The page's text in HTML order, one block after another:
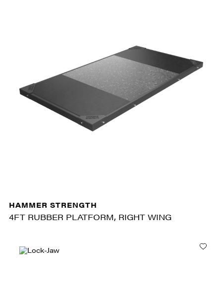
HAMMER STRENGTH
4FT RUBBER PLATFORM, RIGHT WING